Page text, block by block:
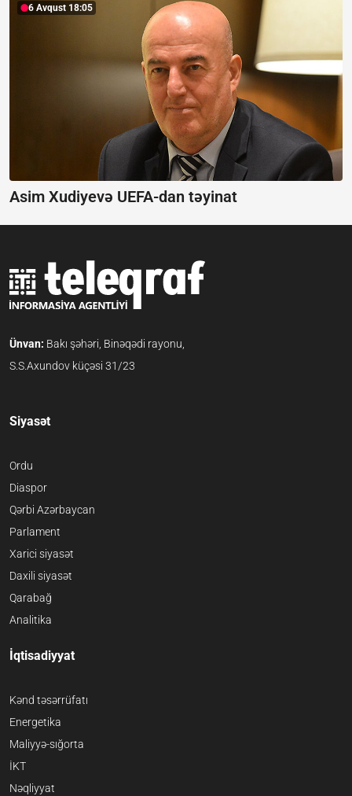
6 Avqust 18:05
Asim Xudiyevə UEFA-dan təyinat
Ünvan: Bakı şəhəri, Binəqədi rayonu,
S.S.Axundov küçəsi 31/23
Siyasət
Ordu
Diaspor
Qərbi Azərbaycan
Parlament
Xarici siyasət
Daxili siyasət
Qarabağ
Analitika
İqtisadiyyat
Kənd təsərrüfatı
Energetika
Maliyyə-sığorta
İKT
Nəqliyyat